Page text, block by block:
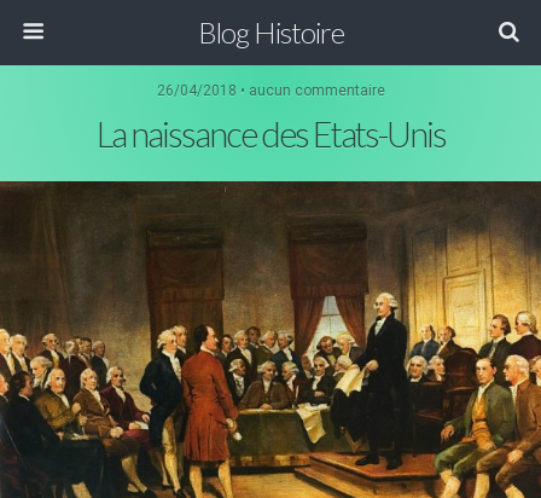
Blog Histoire
26/04/2018 • aucun commentaire
La naissance des Etats-Unis